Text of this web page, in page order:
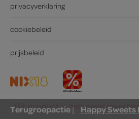
Dit product is niet meer
privacyverklaring
cookiebeleid
prijsbeleid
Terugroepactie|
Happy Sweets